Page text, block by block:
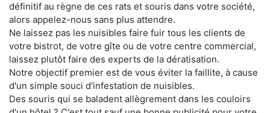
définitif au règne de ces rats et souris dans votre société,
alors appelez-nous sans plus attendre.
Ne laissez pas les nuisibles faire fuir tous les clients de
votre bistrot, de votre gîte ou de votre centre commercial,
laissez plutôt faire des experts de la dératisation.
Notre objectif premier est de vous éviter la faillite, à cause
d'un simple souci d'infestation de nuisibles.
Des souris qui se baladent allègrement dans les couloirs